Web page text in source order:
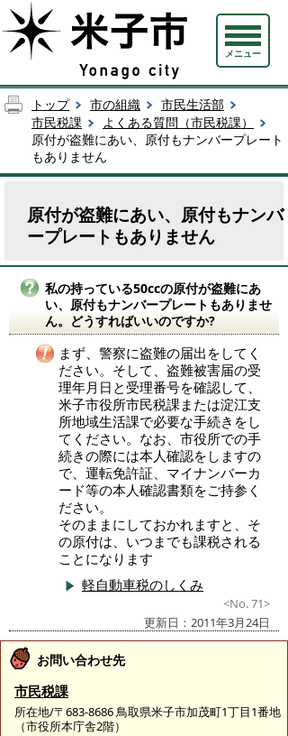
メニュー
トップ 市の組織
市民生活部
市民税課
よくある質問（市民税課）
原付が盗難にあい、原付もナンバープレート
もありません
原付が盗難にあい、原付もナンバ
ープレートもありません
私の持っている50ccの原付が盗難にあ
い、原付もナンバープレートもありませ
ん。どうすればいいのですか?
まず、警察に盗難の届出をしてく
ださい。そして、盗難被害届の受
理年月日と受理番号を確認して、
米子市役所市民税課または淀江支
所地域生活課で必要な手続きをし
てください。なお、市役所での手
続きの際には本人確認をしますの
で、運転免許証、マイナンバーカ
ード等の本人確認書類をご持参く
ださい。
そのままにしておかれますと、そ
の原付は、いつまでも課税される
ことになります
軽自動車税のしくみ
<No. 71>
更新日：2011年3月24日
お問い合わせ先
市民税課
所在地/〒683-8686 鳥取県米子市加茂町1丁目1番地
（市役所本庁舎2階）